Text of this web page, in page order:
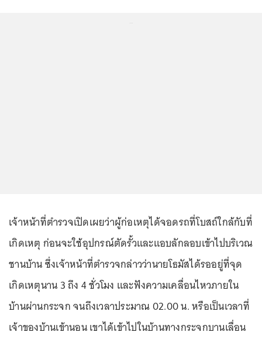
เจ้าหน้าที่ตำรวจเปิดเผยว่าผู้ก่อเหตุได้จอดรถที่โบสถ์ใกล้กับที่
เกิดเหตุ ก่อนจะใช้อุปกรณ์ตัดรั้วและแอบลักลอบเข้าไปบริเวณ
ชานบ้าน ซึ่งเจ้าหน้าที่ตำรวจกล่าวว่านายโธมัสได้รออยู่ที่จุด
เกิดเหตุนาน 3 ถึง 4 ชั่วโมง และฟังความเคลื่อนไหวภายใน
บ้านผ่านกระจก จนถึงเวลาประมาณ 02.00 น. หรือเป็นเวลาที่
เจ้าของบ้านเข้านอน เขาได้เข้าไปในบ้านทางกระจกบานเลื่อน